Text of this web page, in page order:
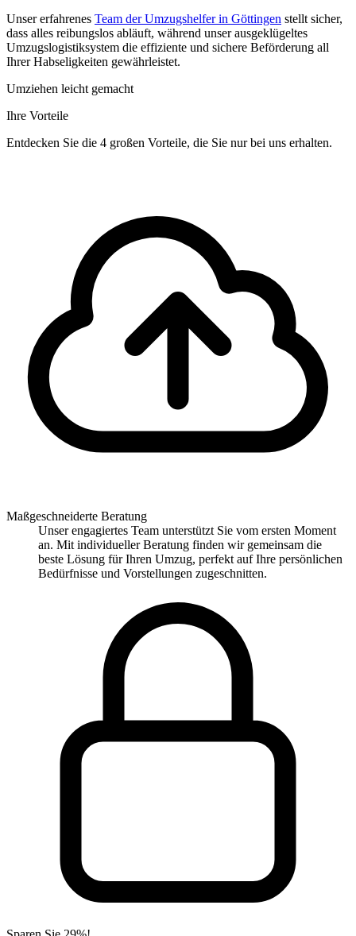
Unser erfahrenes Team der Umzugshelfer in Göttingen stellt sicher,
dass alles reibungslos abläuft, während unser ausgeklügeltes
Umzugslogistiksystem die effiziente und sichere Beförderung all
Ihrer Habseligkeiten gewährleistet.
Umziehen leicht gemacht
Ihre Vorteile
Entdecken Sie die 4 großen Vorteile, die Sie nur bei uns erhalten.
Maßgeschneiderte Beratung
Unser engagiertes Team unterstützt Sie vom ersten Moment
an. Mit individueller Beratung finden wir gemeinsam die
beste Lösung für Ihren Umzug, perfekt auf Ihre persönlichen
Bedürfnisse und Vorstellungen zugeschnitten.